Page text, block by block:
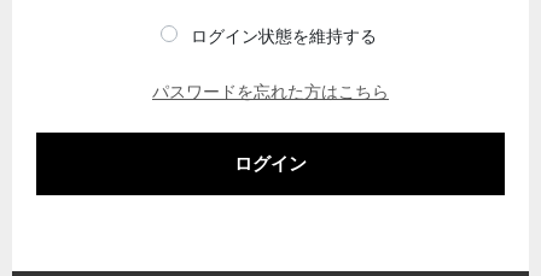
ログイン状態を維持する
パスワードを忘れた方はこちら
ログイン